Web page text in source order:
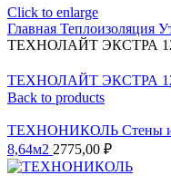
Click to enlarge
Главная Теплоизоляция
ТЕХНОЛАЙТ ЭКСТРА
ТЕХНОЛАЙТ ЭКСТРА
Back to products
ТЕХНОНИКОЛЬ Стены
8,64м2 2775,00 ₽